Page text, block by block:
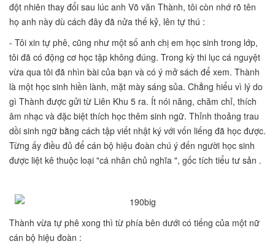
đột nhiên thay đổi sau lúc anh Võ văn Thành, tôi còn nhớ rõ tên
họ anh này dù cách đây đã nửa thế kỷ, lên tự thú :
- Tôi xin tự phê, cũng như một số anh chị em học sinh trong lớp,
tôi đã có động cơ học tập không đúng. Trong kỳ thi lục cá nguyệt
vừa qua tôi đã nhìn bài của bạn và có ý mở sách để xem. Thành
là một học sinh hiền lành, mặt mày sáng sủa. Chẳng hiểu vì lý do
gì Thành được gửi từ Liên Khu 5 ra. Ít nói năng, chăm chỉ, thích
âm nhạc và đặc biệt thích học thêm sinh ngữ. Thỉnh thoảng trau
dồi sinh ngữ bằng cách tập viết nhật ký với vốn liếng đã học được.
Từng ấy điều đủ để cán bộ hiệu đoàn chú ý đến người học sinh
được liệt kê thuộc loại "cá nhân chủ nghĩa ", gốc tích tiểu tư sản .
Thành vừa tự phê xong thì từ phía bên dưới có tiếng của một nữ
cán bộ hiệu đoàn :